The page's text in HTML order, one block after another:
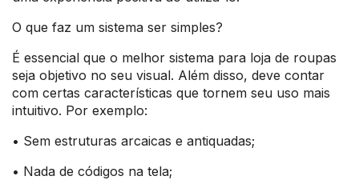
O que faz um sistema ser simples?
É essencial que o melhor sistema para loja de roupas
seja objetivo no seu visual. Além disso, deve contar
com certas características que tornem seu uso mais
intuitivo. Por exemplo:
• Sem estruturas arcaicas e antiquadas;
• Nada de códigos na tela;